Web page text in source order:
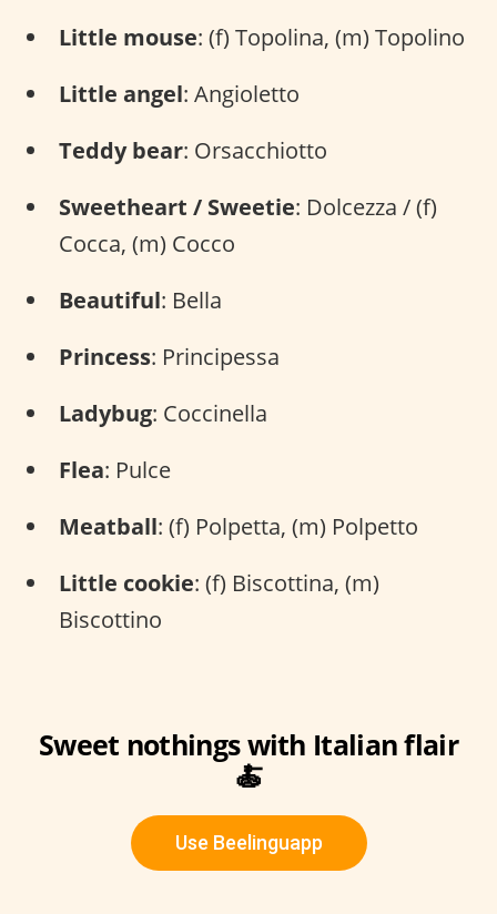
Little mouse: (f) Topolina, (m) Topolino
Little angel: Angioletto
Teddy bear: Orsacchiotto
Sweetheart / Sweetie: Dolcezza / (f)
Cocca, (m) Cocco
Beautiful: Bella
Princess: Principessa
Ladybug: Coccinella
Flea: Pulce
Meatball: (f) Polpetta, (m) Polpetto
Little cookie: (f) Biscottina, (m)
Biscottino
Sweet nothings with Italian flair
🍝
Use Beelinguapp